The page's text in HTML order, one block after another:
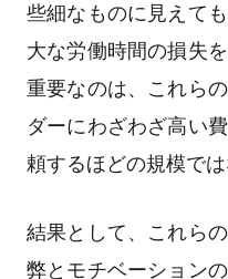
些細なものに見えて
大な労働時間の損失
重要なのは、これら
ダーにわざわざ高い
頼するほどの規模で
結果として、これら
弊とモチベーション